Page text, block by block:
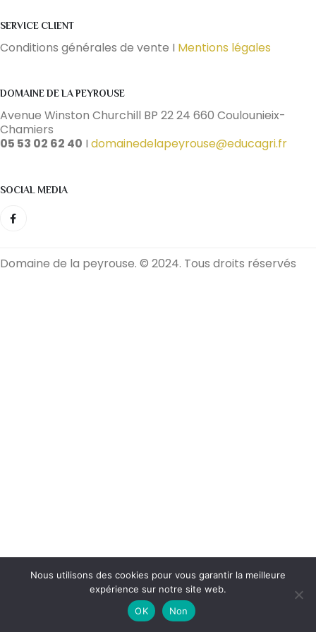
SERVICE CLIENT
Conditions générales de vente I Mentions légales
DOMAINE DE LA PEYROUSE
Avenue Winston Churchill BP 22 24 660 Coulounieix-
Chamiers
05 53 02 62 40 I domainedelapeyrouse@educagri.fr
SOCIAL MEDIA
Domaine de la peyrouse. © 2024. Tous droits réservés
Nous utilisons des cookies pour vous garantir la meilleure
expérience sur notre site web.
OK
Non